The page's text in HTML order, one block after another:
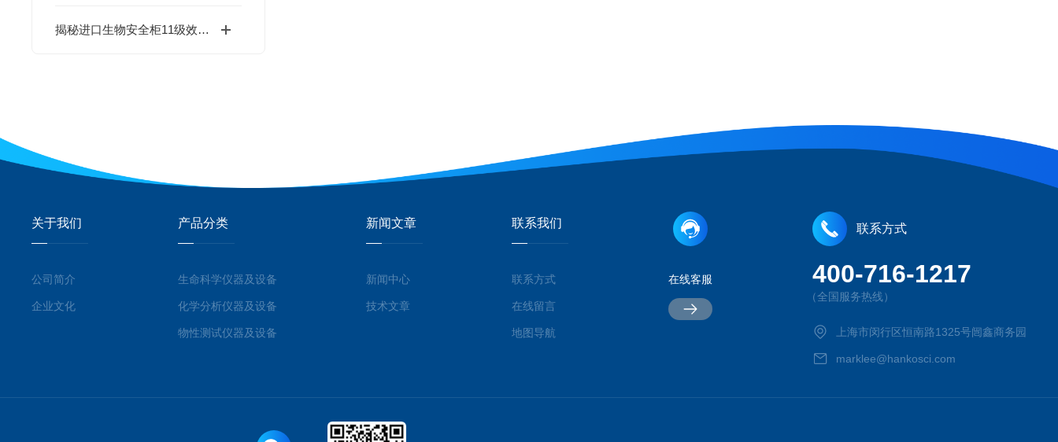
揭秘进口生物安全柜11级效率：高效防护背后的科学真相
关于我们
公司简介
企业文化
产品分类
生命科学仪器及设备
化学分析仪器及设备
物性测试仪器及设备
新闻文章
新闻中心
技术文章
联系我们
联系方式
在线留言
地图导航
在线客服
联系方式
400-716-1217
（全国服务热线）
上海市闵行区恒南路1325号闿鑫商务园
marklee@hankosci.com